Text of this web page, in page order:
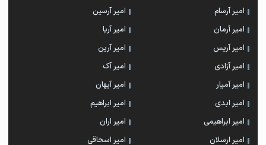
امیر آرسام
امیر آرسین
امیر آرمان
امیر آریا
امیر آریس
امیر آرین
امیر آزادی
امیر آک
امیر آمیار
امیر آیهان
امیر ابدی
امیر ابراهیم
امیر ابراهیمی
امیر اران
امیر ارسلان
امیر اسحاقی